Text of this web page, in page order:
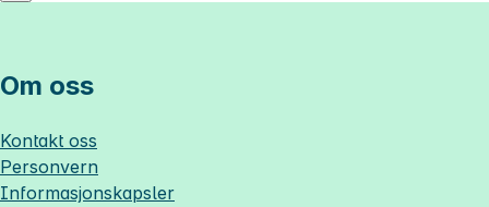
Om oss
Kontakt oss
Personvern
Informasjonskapsler